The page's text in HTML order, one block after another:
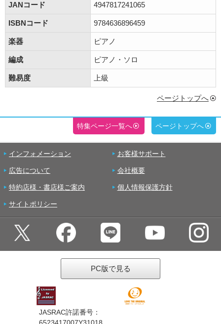
JANコード 4947817241065
ISBNコード 9784636896459
楽器 ピアノ
編成 ピアノ・ソロ
難易度 上級
ページトップへ
特集ページ一覧へ ページトップへ
インフォメーション お客様サポート
広告について 会社概要
特約店様・書店様ご案内 個人情報保護方針
サイトポリシー
PC版で見る
JASRAC許諾番号：